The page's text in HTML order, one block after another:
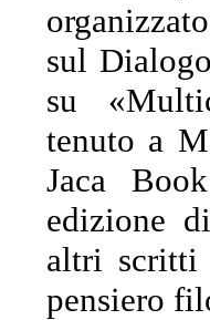
sul
su
tenuto a
Jaca
edizione
altri scritti
pensiero